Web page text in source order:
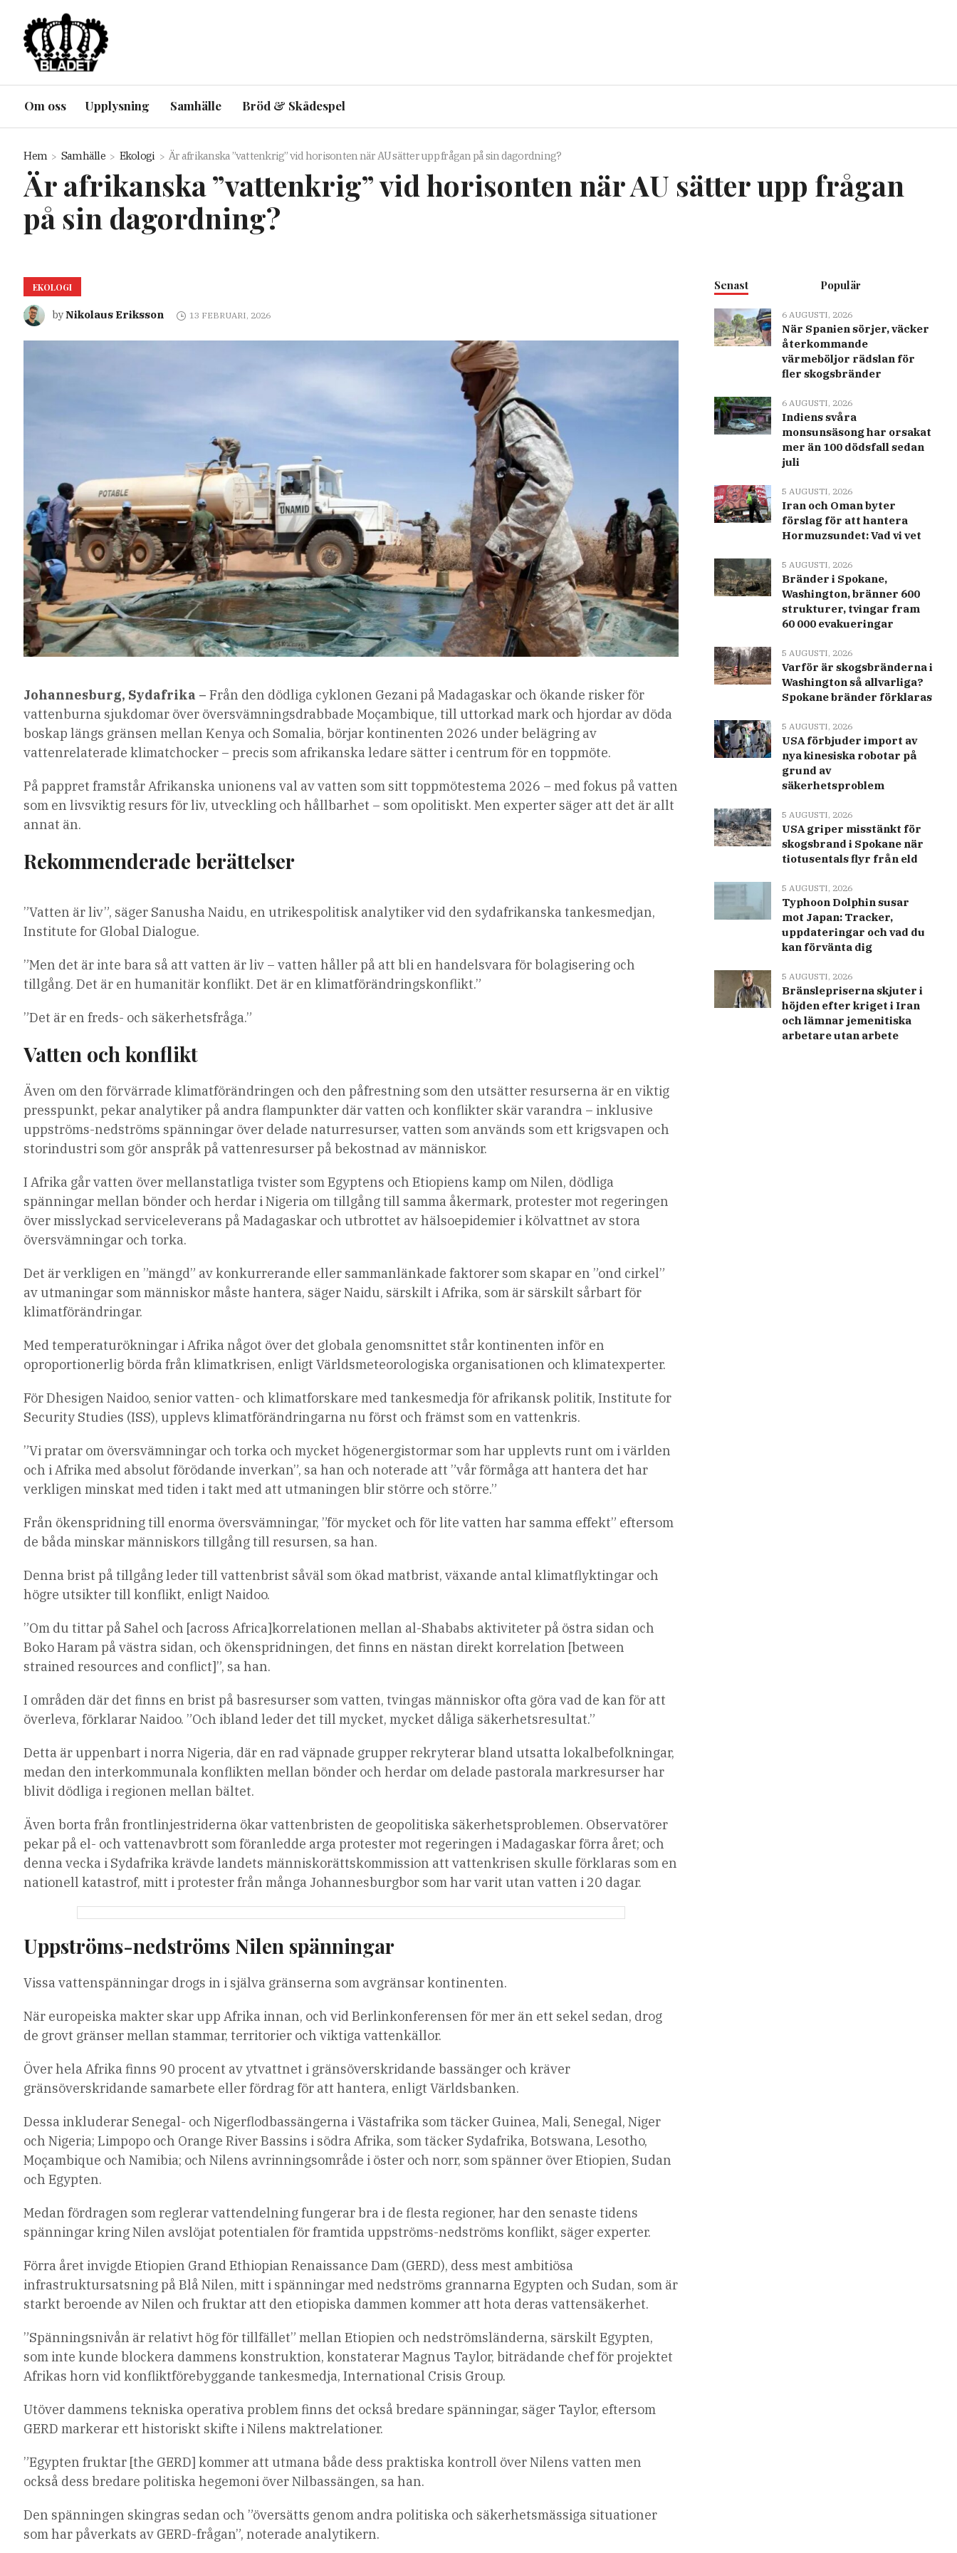
Om oss Upplysning Samhälle Bröd & Skådespel
Hem Samhälle Ekologi Är afrikanska ”vattenkrig” vid horisonten när AU sätter upp frågan på sin dagordning?
Är afrikanska ”vattenkrig” vid horisonten när AU sätter upp frågan
på sin dagordning?
EKOLOGI
byNikolaus Eriksson 13 FEBRUARI, 2026
Johannesburg, Sydafrika – Från den dödliga cyklonen Gezani på Madagaskar och ökande risker för
vattenburna sjukdomar över översvämningsdrabbade Moçambique, till uttorkad mark och hjordar av döda
boskap längs gränsen mellan Kenya och Somalia, börjar kontinenten 2026 under belägring av
vattenrelaterade klimatchocker – precis som afrikanska ledare sätter i centrum för en toppmöte.
På pappret framstår Afrikanska unionens val av vatten som sitt toppmötestema 2026 – med fokus på vatten
som en livsviktig resurs för liv, utveckling och hållbarhet – som opolitiskt. Men experter säger att det är allt
annat än.
Rekommenderade berättelser
med
3
artiklar
av
listan
”Vatten är liv”, säger Sanusha Naidu, en utrikespolitisk analytiker vid den sydafrikanska tankesmedjan,
Institute for Global Dialogue.
”Men det är inte bara så att vatten är liv – vatten håller på att bli en handelsvara för bolagisering och
tillgång. Det är en humanitär konflikt. Det är en klimatförändringskonflikt.”
”Det är en freds- och säkerhetsfråga.”
Vatten och konflikt
Även om den förvärrade klimatförändringen och den påfrestning som den utsätter resurserna är en viktig
presspunkt, pekar analytiker på andra flampunkter där vatten och konflikter skär varandra – inklusive
uppströms-nedströms spänningar över delade naturresurser, vatten som används som ett krigsvapen och
storindustri som gör anspråk på vattenresurser på bekostnad av människor.
I Afrika går vatten över mellanstatliga tvister som Egyptens och Etiopiens kamp om Nilen, dödliga
spänningar mellan bönder och herdar i Nigeria om tillgång till samma åkermark, protester mot regeringen
över misslyckad serviceleverans på Madagaskar och utbrottet av hälsoepidemier i kölvattnet av stora
översvämningar och torka.
Det är verkligen en ”mängd” av konkurrerande eller sammanlänkade faktorer som skapar en ”ond cirkel”
av utmaningar som människor måste hantera, säger Naidu, särskilt i Afrika, som är särskilt sårbart för
klimatförändringar.
Med temperaturökningar i Afrika något över det globala genomsnittet står kontinenten inför en
oproportionerlig börda från klimatkrisen, enligt Världsmeteorologiska organisationen och klimatexperter.
För Dhesigen Naidoo, senior vatten- och klimatforskare med tankesmedja för afrikansk politik, Institute for
Security Studies (ISS), upplevs klimatförändringarna nu först och främst som en vattenkris.
”Vi pratar om översvämningar och torka och mycket högenergistormar som har upplevts runt om i världen
och i Afrika med absolut förödande inverkan”, sa han och noterade att ”vår förmåga att hantera det har
verkligen minskat med tiden i takt med att utmaningen blir större och större.”
Från ökenspridning till enorma översvämningar, ”för mycket och för lite vatten har samma effekt” eftersom
de båda minskar människors tillgång till resursen, sa han.
Denna brist på tillgång leder till vattenbrist såväl som ökad matbrist, växande antal klimatflyktingar och
högre utsikter till konflikt, enligt Naidoo.
”Om du tittar på Sahel och [across Africa]korrelationen mellan al-Shababs aktiviteter på östra sidan och
Boko Haram på västra sidan, och ökenspridningen, det finns en nästan direkt korrelation [between
strained resources and conflict]”, sa han.
I områden där det finns en brist på basresurser som vatten, tvingas människor ofta göra vad de kan för att
överleva, förklarar Naidoo. ”Och ibland leder det till mycket, mycket dåliga säkerhetsresultat.”
Detta är uppenbart i norra Nigeria, där en rad väpnade grupper rekryterar bland utsatta lokalbefolkningar,
medan den interkommunala konflikten mellan bönder och herdar om delade pastorala markresurser har
blivit dödliga i regionen mellan bältet.
Även borta från frontlinjestriderna ökar vattenbristen de geopolitiska säkerhetsproblemen. Observatörer
pekar på el- och vattenavbrott som föranledde arga protester mot regeringen i Madagaskar förra året; och
denna vecka i Sydafrika krävde landets människorättskommission att vattenkrisen skulle förklaras som en
nationell katastrof, mitt i protester från många Johannesburgbor som har varit utan vatten i 20 dagar.
Uppströms-nedströms Nilen spänningar
Vissa vattenspänningar drogs in i själva gränserna som avgränsar kontinenten.
När europeiska makter skar upp Afrika innan, och vid Berlinkonferensen för mer än ett sekel sedan, drog
de grovt gränser mellan stammar, territorier och viktiga vattenkällor.
Över hela Afrika finns 90 procent av ytvattnet i gränsöverskridande bassänger och kräver
gränsöverskridande samarbete eller fördrag för att hantera, enligt Världsbanken.
Dessa inkluderar Senegal- och Nigerflodbassängerna i Västafrika som täcker Guinea, Mali, Senegal, Niger
och Nigeria; Limpopo och Orange River Bassins i södra Afrika, som täcker Sydafrika, Botswana, Lesotho,
Moçambique och Namibia; och Nilens avrinningsområde i öster och norr, som spänner över Etiopien, Sudan
och Egypten.
Medan fördragen som reglerar vattendelning fungerar bra i de flesta regioner, har den senaste tidens
spänningar kring Nilen avslöjat potentialen för framtida uppströms-nedströms konflikt, säger experter.
Förra året invigde Etiopien Grand Ethiopian Renaissance Dam (GERD), dess mest ambitiösa
infrastruktursatsning på Blå Nilen, mitt i spänningar med nedströms grannarna Egypten och Sudan, som är
starkt beroende av Nilen och fruktar att den etiopiska dammen kommer att hota deras vattensäkerhet.
”Spänningsnivån är relativt hög för tillfället” mellan Etiopien och nedströmsländerna, särskilt Egypten,
som inte kunde blockera dammens konstruktion, konstaterar Magnus Taylor, biträdande chef för projektet
Afrikas horn vid konfliktförebyggande tankesmedja, International Crisis Group.
Utöver dammens tekniska operativa problem finns det också bredare spänningar, säger Taylor, eftersom
GERD markerar ett historiskt skifte i Nilens maktrelationer.
”Egypten fruktar [the GERD] kommer att utmana både dess praktiska kontroll över Nilens vatten men
också dess bredare politiska hegemoni över Nilbassängen, sa han.
Den spänningen skingras sedan och ”översätts genom andra politiska och säkerhetsmässiga situationer
som har påverkats av GERD-frågan”, noterade analytikern.
Senast Populär
6 AUGUSTI, 2026
När Spanien sörjer, väcker
återkommande
värmeböljor rädslan för
fler skogsbränder
6 AUGUSTI, 2026
Indiens svåra
monsunsäsong har orsakat
mer än 100 dödsfall sedan
juli
5 AUGUSTI, 2026
Iran och Oman byter
förslag för att hantera
Hormuzsundet: Vad vi vet
5 AUGUSTI, 2026
Bränder i Spokane,
Washington, bränner 600
strukturer, tvingar fram
60 000 evakueringar
5 AUGUSTI, 2026
Varför är skogsbränderna i
Washington så allvarliga?
Spokane bränder förklaras
5 AUGUSTI, 2026
USA förbjuder import av
nya kinesiska robotar på
grund av
säkerhetsproblem
5 AUGUSTI, 2026
USA griper misstänkt för
skogsbrand i Spokane när
tiotusentals flyr från eld
5 AUGUSTI, 2026
Typhoon Dolphin susar
mot Japan: Tracker,
uppdateringar och vad du
kan förvänta dig
5 AUGUSTI, 2026
Bränslepriserna skjuter i
höjden efter kriget i Iran
och lämnar jemenitiska
arbetare utan arbete